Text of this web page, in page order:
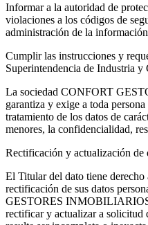
Informar a la autoridad de
violaciones a los códigos de
administración de la
Cumplir las instrucciones y
Superintendencia de Industria y
La sociedad CONFORT
garantiza y exige a toda
tratamiento de los datos de
menores, la confidencialidad,
Rectificación y actualización de
El Titular del dato tiene
rectificación de sus datos
GESTORES
rectificar y actualizar a solicitud